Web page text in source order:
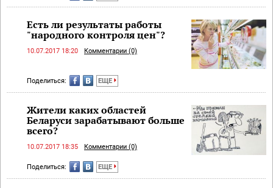
Есть ли результаты работы
"народного контроля цен"?
10.07.2017 18:20 Комментарии (0)
Поделиться: ЕЩЕ
Жители каких областей
Беларуси зарабатывают больше
всего?
10.07.2017 18:35 Комментарии (0)
Поделиться: ЕЩЕ